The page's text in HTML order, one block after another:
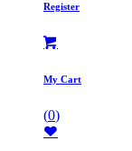
Register
My Cart
(0)